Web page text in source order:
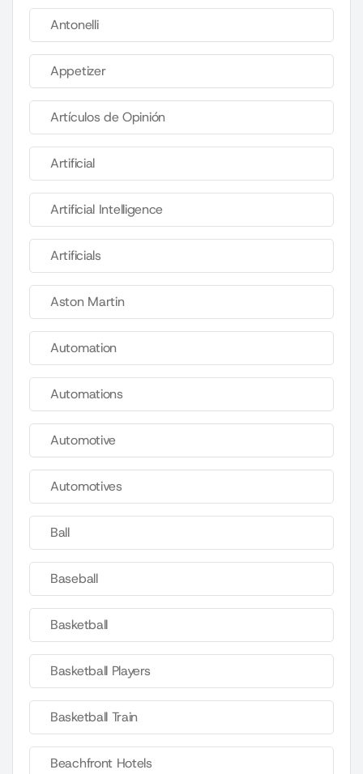
Antonelli
Appetizer
Artículos de Opinión
Artificial
Artificial Intelligence
Artificials
Aston Martin
Automation
Automations
Automotive
Automotives
Ball
Baseball
Basketball
Basketball Players
Basketball Train
Beachfront Hotels